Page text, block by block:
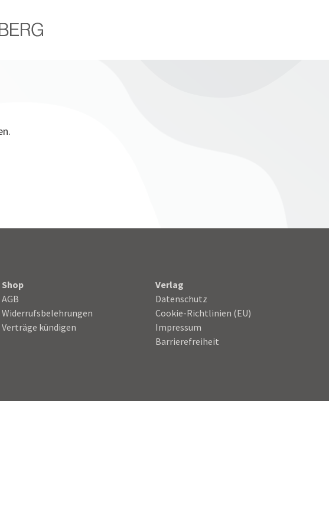
Shop
AGB
Widerrufsbelehrungen
Verträge kündigen
Verlag
Datenschutz
Cookie-Richtlinien (EU)
Impressum
Barrierefreiheit